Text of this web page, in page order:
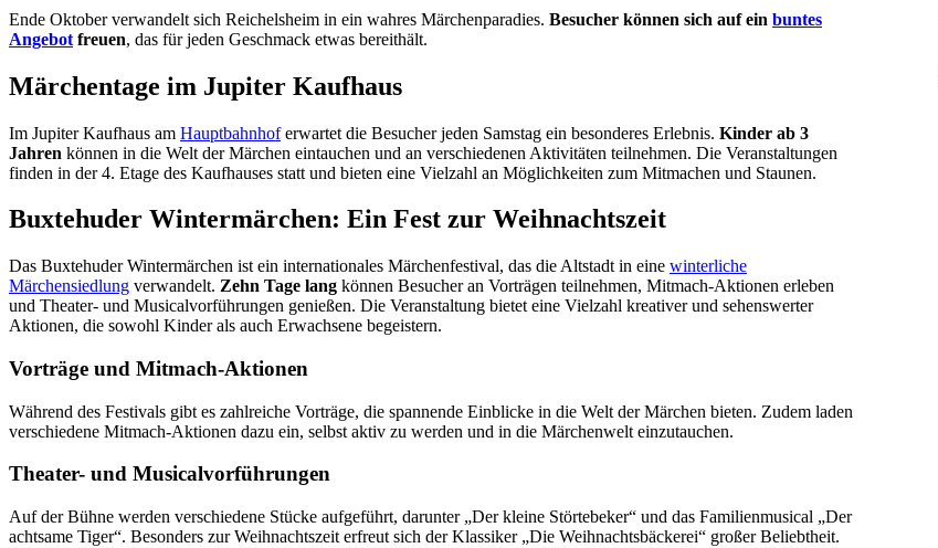
Ende Oktober verwandelt sich Reichelsheim in ein wahres Märchenparadies. Besucher können sich auf ein buntes
Angebot freuen, das für jeden Geschmack etwas bereithält.
Märchentage im Jupiter Kaufhaus
Im Jupiter Kaufhaus am Hauptbahnhoferwartet die Besucher jeden Samstag ein besonderes Erlebnis. Kinder ab 3
Jahren können in die Welt der Märchen eintauchen und an verschiedenen Aktivitäten teilnehmen. Die Veranstaltungen
finden in der 4. Etage des Kaufhauses statt und bieten eine Vielzahl an Möglichkeiten zum Mitmachen und Staunen.
Buxtehuder Wintermärchen: Ein Fest zur Weihnachtszeit
Das Buxtehuder Wintermärchen ist ein internationales Märchenfestival, das die Altstadt in eine winterliche
Märchensiedlung verwandelt. Zehn Tage lang können Besucher an Vorträgen teilnehmen, Mitmach-Aktionen erleben
und Theater- und Musicalvorführungen genießen. Die Veranstaltung bietet eine Vielzahl kreativer und sehenswerter
Aktionen, die sowohl Kinder als auch Erwachsene begeistern.
Vorträge und Mitmach-Aktionen
Während des Festivals gibt es zahlreiche Vorträge, die spannende Einblicke in die Welt der Märchen bieten. Zudem laden
verschiedene Mitmach-Aktionen dazu ein, selbst aktiv zu werden und in die Märchenwelt einzutauchen.
Theater- und Musicalvorführungen
Auf der Bühne werden verschiedene Stücke aufgeführt, darunter „Der kleine Störtebeker“ und das Familienmusical „Der
achtsame Tiger“. Besonders zur Weihnachtszeit erfreut sich der Klassiker „Die Weihnachtsbäckerei“ großer Beliebtheit.